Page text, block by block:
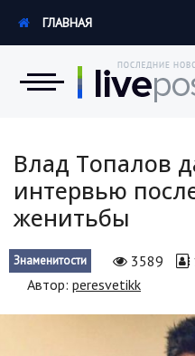
Экономика
Hi-Tech. Интернет
Россия
ГЛАВНАЯ
Влад Топалов
интервью
женитьбы
Знаменитости 3589
Автор: peresvetikk